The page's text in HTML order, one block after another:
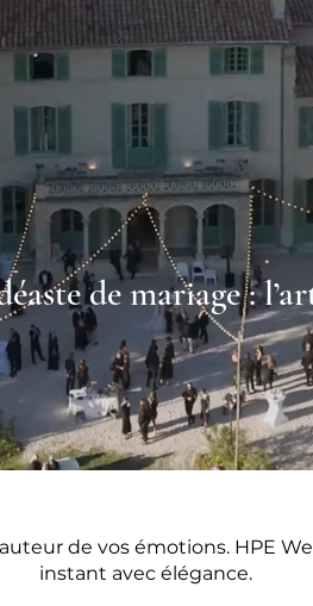
de mariage :
de vos émotions. HPE
instant avec élégance.